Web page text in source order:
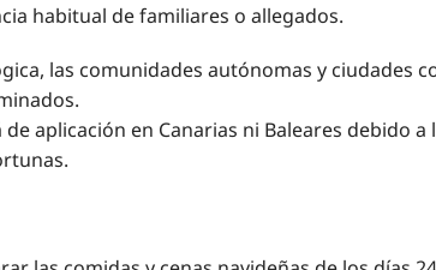
habitual de familiares o allegados.
las comunidades autónomas y ciudades
aplicación en Canarias ni Baleares debido